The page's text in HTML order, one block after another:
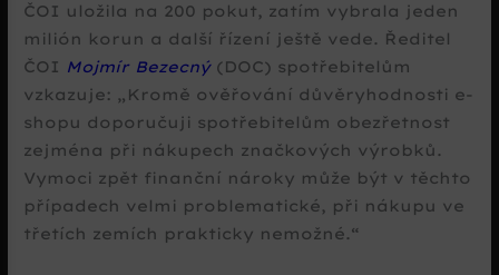
ČOI uložila na 200 pokut, zatím vybrala jeden
milión korun a další řízení ještě vede. Ředitel
ČOI Mojmír Bezecný(DOC) spotřebitelům
vzkazuje:
Kromě ověřování důvěryhodnosti e-
shopu doporučuji spotřebitelům obezřetnost
zejména při nákupech značkových výrobků.
Vymoci zpět finanční nároky může být v těchto
případech velmi problematické, při nákupu ve
třetích zemích prakticky nemožné.